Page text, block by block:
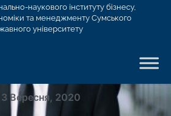
наукового інституту бізнесу,
та менеджменту Сумського
університету
3 Вересня, 2020